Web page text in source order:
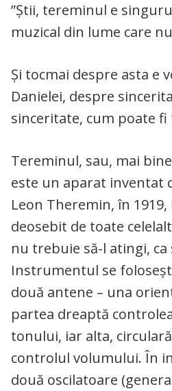
”Știi, tereminul e
muzical din lume care
Și tocmai despre asta e
Danielei, despre
sinceritate, cum poate
Tereminul, sau, mai
este un aparat inventat
Leon Theremin, în 1919,
deosebit de toate
nu trebuie să-l atingi, ca
Instrumentul se
două antene – una
partea dreaptă
tonului, iar alta,
controlul volumului. În
două oscilatoare